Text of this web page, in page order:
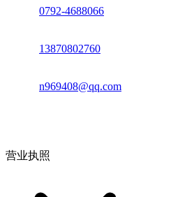
0792-4688066
13870802760
n969408@qq.com
营业执照